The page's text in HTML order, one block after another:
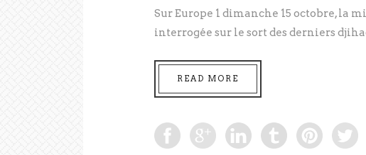
Sur Europe 1 dimanche 15 octobre, la
interrogée sur le sort des derniers
READ MORE